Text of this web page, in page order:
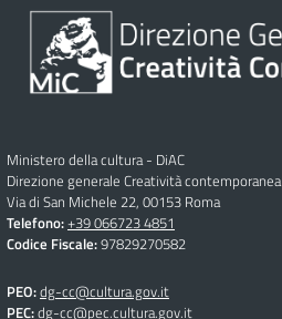
Ministero della cultura - DiAC
Direzione generale Creatività contemporanea
Via di San Michele 22, 00153 Roma
Telefono:+39 066723 4851
Codice Fiscale:97829270582
PEO:dg-cc@cultura.gov.it
PEC:dg-cc@pec.cultura.gov.it